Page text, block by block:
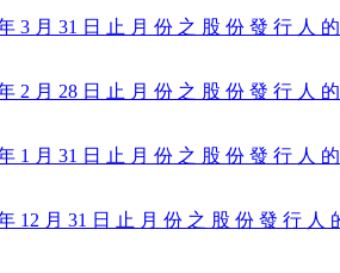
3 月 31 日 止 月 份 之 股 份 發 行 人
2 月 28 日 止 月 份 之 股 份 發 行 人
1 月 31 日 止 月 份 之 股 份 發 行 人
12 月 31 日 止 月 份 之 股 份 發 行 人